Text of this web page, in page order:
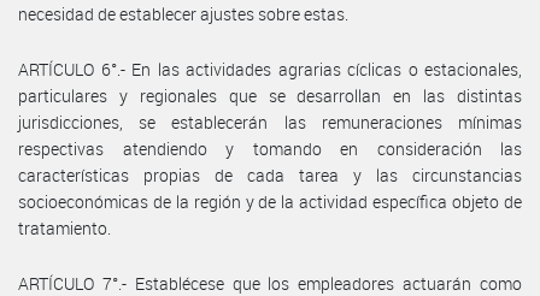
necesidad de establecer ajustes sobre estas.
ARTÍCULO 6°.- En las actividades agrarias cíclicas o estacionales,
particulares y regionales que se desarrollan en las distintas
jurisdicciones, se establecerán las remuneraciones mínimas
respectivas atendiendo y tomando en consideración las
características propias de cada tarea y las circunstancias
socioeconómicas de la región y de la actividad específica objeto de
tratamiento.
ARTÍCULO 7°.- Establécese que los empleadores actuarán como